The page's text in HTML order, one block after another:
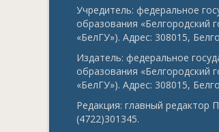
Учредитель: федеральное
образования «Белгородский
«БелГУ»). Адрес: 308015,
Издатель: федеральное
образования «Белгородский
«БелГУ»). Адрес: 308015,
Редакция: главный редактор
(4722)301345.